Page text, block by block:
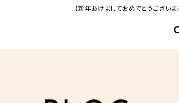
【新年あけましておめでとうござい